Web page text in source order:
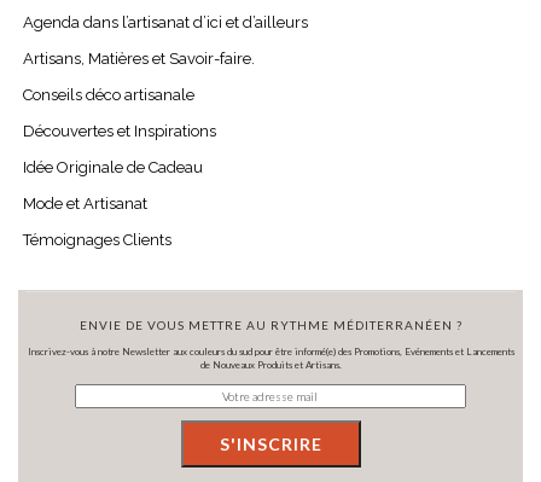
Agenda dans l’artisanat d’ici et d’ailleurs
Artisans, Matières et Savoir-faire.
Conseils déco artisanale
Découvertes et Inspirations
Idée Originale de Cadeau
Mode et Artisanat
Témoignages Clients
ENVIE DE VOUS METTRE AU RYTHME MÉDITERRANÉEN ?
Inscrivez-vous à notre Newsletter aux couleurs du sud pour être informé(e) des Promotions, Evénements et Lancements
de Nouveaux Produits et Artisans.